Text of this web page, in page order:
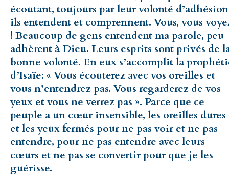
écoutant, toujours par leur volonté
ils entendent et comprennent. Vous, vous
! Beaucoup de gens entendent ma parole, peu
adhèrent à Dieu. Leurs esprits sont privés de
bonne volonté. En eux s’accomplit la
d’Isaïe: « Vous écouterez avec vos oreilles et
vous n’entendrez pas. Vous regarderez de vos
yeux et vous ne verrez pas ». Parce que ce
peuple a un cœur insensible, les oreilles dures
et les yeux fermés pour ne pas voir et ne pas
entendre, pour ne pas entendre avec leurs
cœurs et ne pas se convertir pour que je les
guérisse.